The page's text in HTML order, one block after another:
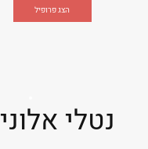
הצג פרופיל
נטלי אלוני